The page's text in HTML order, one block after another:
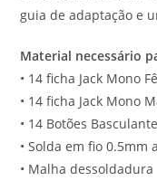
guia de adaptação e
Material necessário
• 14 ficha Jack Mono
• 14 ficha Jack Mono
• 14 Botões Basculante
• Solda em fio 0.5mm
• Malha dessoldadura